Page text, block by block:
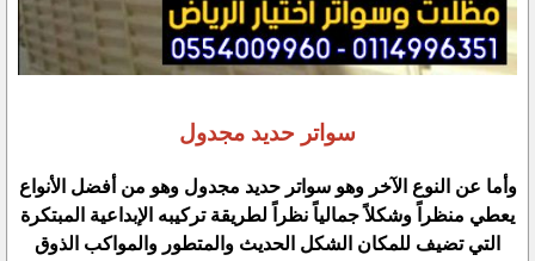
سواتر حديد مجدول
وأما عن النوع الآخر وهو سواتر حديد مجدول وهو من أفضل الأنواع
يعطي منظراً وشكلاً جمالياً نظراً لطريقة تركيبه الإبداعية المبتكرة
التي تضيف للمكان الشكل الحديث والمتطور والمواكب الذوق